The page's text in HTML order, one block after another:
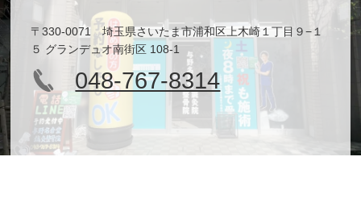
〒330-0071 埼玉県さいたま市浦和区上木崎１丁目９−１
５ グランデュオ南街区 108-1
048-767-8314